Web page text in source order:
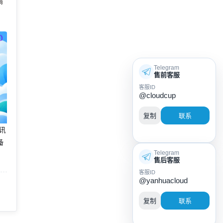
Telegram
售前客服
客服ID
@cloudcup
复制 联系
Telegram
售后客服
客服ID
@yanhuacloud
复制 联系